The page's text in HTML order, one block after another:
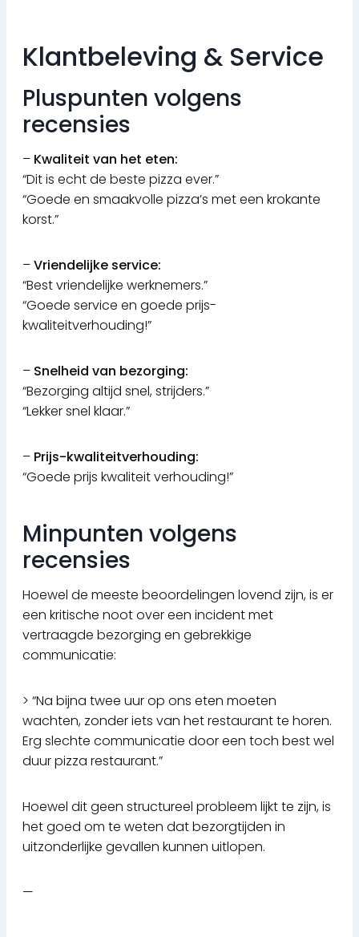
Klantbeleving & Service
Pluspunten volgens
recensies
– Kwaliteit van het eten:
“Dit is echt de beste pizza ever.”
“Goede en smaakvolle pizza’s met een krokante
korst.”
–Vriendelijke service:
“Best vriendelijke werknemers.”
“Goede service en goede prijs-
kwaliteitverhouding!”
– Snelheid van bezorging:
“Bezorging altijd snel, strijders.”
“Lekker snel klaar.”
– Prijs-kwaliteitverhouding:
“Goede prijs kwaliteit verhouding!”
Minpunten volgens
recensies
Hoewel de meeste beoordelingen lovend zijn, is er
een kritische noot over een incident met
vertraagde bezorging en gebrekkige
communicatie:
> “Na bijna twee uur op ons eten moeten
wachten, zonder iets van het restaurant te horen.
Erg slechte communicatie door een toch best wel
duur pizza restaurant.”
Hoewel dit geen structureel probleem lijkt te zijn, is
het goed om te weten dat bezorgtijden in
uitzonderlijke gevallen kunnen uitlopen.
—